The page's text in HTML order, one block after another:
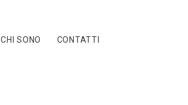
CHI SONO CONTATTI